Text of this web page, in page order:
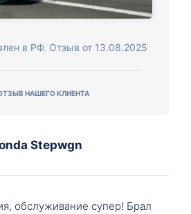
в РФ. Отзыв от 13.08.2025
НАШЕГО КЛИЕНТА
Stepwgn
обслуживание супер! Брал